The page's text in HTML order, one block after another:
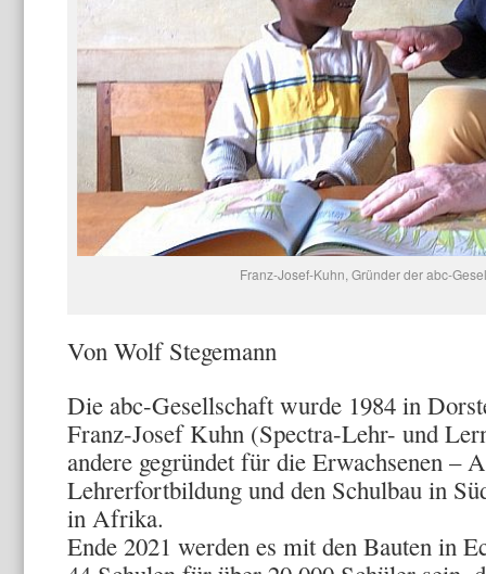
Franz-Josef-Kuhn, Gründer der abc-
Von Wolf Stegemann
Die abc-Gesellschaft wurde 1984 in
Franz-Josef Kuhn (Spectra-Lehr- und
andere gegründet für die Erwachsenen –
Lehrerfortbildung und den Schulbau in
in Afrika.
Ende 2021 werden es mit den Bauten in